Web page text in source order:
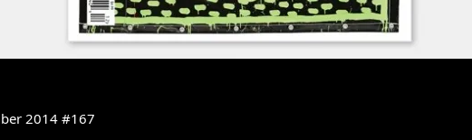
2014 #167